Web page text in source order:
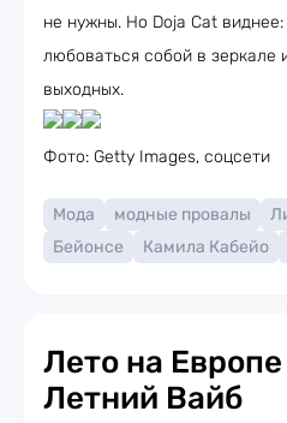
не нужны. Но Doja Cat
любоваться собой в зеркале
выходных.
Фото: Getty Images, соцсети
Мода модные провалы
Бейонсе
Камила Кабейо
Лето на
Летний Вайб